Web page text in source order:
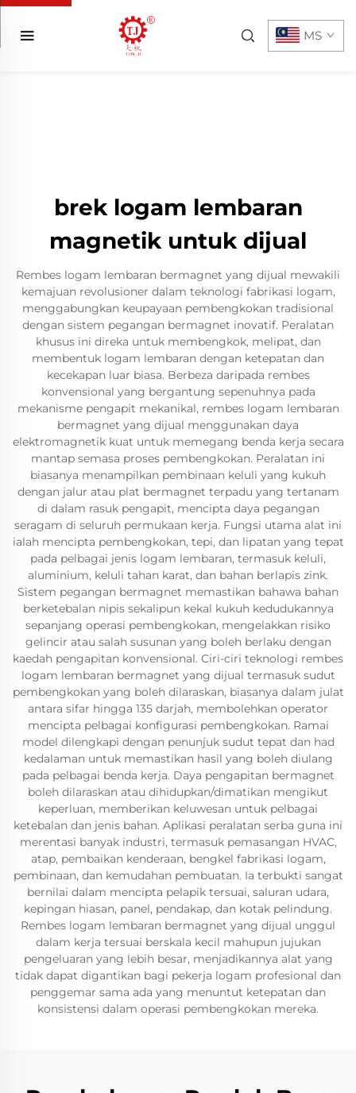
MS
brek logam lembaran
magnetik untuk dijual
Rembes logam lembaran bermagnet yang dijual mewakili
kemajuan revolusioner dalam teknologi fabrikasi logam,
menggabungkan keupayaan pembengkokan tradisional
dengan sistem pegangan bermagnet inovatif. Peralatan
khusus ini direka untuk membengkok, melipat, dan
membentuk logam lembaran dengan ketepatan dan
kecekapan luar biasa. Berbeza daripada rembes
konvensional yang bergantung sepenuhnya pada
mekanisme pengapit mekanikal, rembes logam lembaran
bermagnet yang dijual menggunakan daya
elektromagnetik kuat untuk memegang benda kerja secara
mantap semasa proses pembengkokan. Peralatan ini
biasanya menampilkan pembinaan keluli yang kukuh
dengan jalur atau plat bermagnet terpadu yang tertanam
di dalam rasuk pengapit, mencipta daya pegangan
seragam di seluruh permukaan kerja. Fungsi utama alat ini
ialah mencipta pembengkokan, tepi, dan lipatan yang tepat
pada pelbagai jenis logam lembaran, termasuk keluli,
aluminium, keluli tahan karat, dan bahan berlapis zink.
Sistem pegangan bermagnet memastikan bahawa bahan
berketebalan nipis sekalipun kekal kukuh kedudukannya
sepanjang operasi pembengkokan, mengelakkan risiko
gelincir atau salah susunan yang boleh berlaku dengan
kaedah pengapitan konvensional. Ciri-ciri teknologi rembes
logam lembaran bermagnet yang dijual termasuk sudut
pembengkokan yang boleh dilaraskan, biasanya dalam julat
antara sifar hingga 135 darjah, membolehkan operator
mencipta pelbagai konfigurasi pembengkokan. Ramai
model dilengkapi dengan penunjuk sudut tepat dan had
kedalaman untuk memastikan hasil yang boleh diulang
pada pelbagai benda kerja. Daya pengapitan bermagnet
boleh dilaraskan atau dihidupkan/dimatikan mengikut
keperluan, memberikan keluwesan untuk pelbagai
ketebalan dan jenis bahan. Aplikasi peralatan serba guna ini
merentasi banyak industri, termasuk pemasangan HVAC,
atap, pembaikan kenderaan, bengkel fabrikasi logam,
pembinaan, dan kemudahan pembuatan. Ia terbukti sangat
bernilai dalam mencipta pelapik tersuai, saluran udara,
kepingan hiasan, panel, pendakap, dan kotak pelindung.
Rembes logam lembaran bermagnet yang dijual unggul
dalam kerja tersuai berskala kecil mahupun jujukan
pengeluaran yang lebih besar, menjadikannya alat yang
tidak dapat digantikan bagi pekerja logam profesional dan
penggemar sama ada yang menuntut ketepatan dan
konsistensi dalam operasi pembengkokan mereka.